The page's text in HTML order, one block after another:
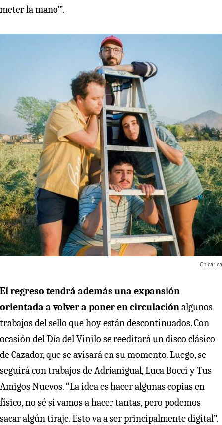
meter la mano’”.
Chicarica
El regreso tendrá además una expansión
orientada a volver a poner en circulaciónalgunos
trabajos del sello que hoy están descontinuados. Con
ocasión del Día del Vinilo se reeditará un disco clásico
de Cazador, que se avisará en su momento. Luego, se
seguirá con trabajos de Adrianigual, Luca Bocci y Tus
Amigos Nuevos. “La idea es hacer algunas copias en
físico, no sé si vamos a hacer tantas, pero podemos
sacar algún tiraje. Esto va a ser principalmente digital”.